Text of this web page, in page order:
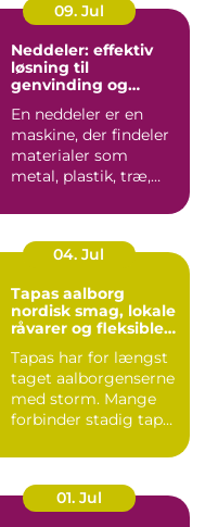
09. Jul
Neddeler: effektiv
løsning til
genvinding og
En neddeler er en
maskine, der findeler
materialer som
metal, plastik, træ,
04. Jul
Tapas aalborg
nordisk smag, lokale
råvarer og fleksible
Tapas har for længst
taget aalborgenserne
med storm. Mange
forbinder stadig tapas
01. Jul